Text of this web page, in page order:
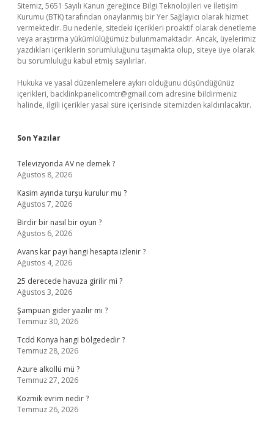
Sitemiz, 5651 Sayılı Kanun gereğince Bilgi Teknolojileri ve İletişim
Kurumu (BTK) tarafından onaylanmış bir Yer Sağlayıcı olarak hizmet
vermektedir. Bu nedenle, sitedeki içerikleri proaktif olarak denetleme
veya araştırma yükümlülüğümüz bulunmamaktadır. Ancak, üyelerimiz
yazdıkları içeriklerin sorumluluğunu taşımakta olup, siteye üye olarak
bu sorumluluğu kabul etmiş sayılırlar.
Hukuka ve yasal düzenlemelere aykırı olduğunu düşündüğünüz
içerikleri, backlinkpanelicomtr@gmail.com adresine bildirmeniz
halinde, ilgili içerikler yasal süre içerisinde sitemizden kaldırılacaktır.
Son Yazılar
Televizyonda AV ne demek ?
Ağustos 8, 2026
Kasim ayında turşu kurulur mu ?
Ağustos 7, 2026
Birdir bir nasıl bir oyun ?
Ağustos 6, 2026
Avans kar payı hangi hesapta izlenir ?
Ağustos 4, 2026
25 derecede havuza girilir mi ?
Ağustos 3, 2026
Şampuan gider yazılır mı ?
Temmuz 30, 2026
Tcdd Konya hangi bölgededir ?
Temmuz 28, 2026
Azure alkollü mü ?
Temmuz 27, 2026
Kozmik evrim nedir ?
Temmuz 26, 2026